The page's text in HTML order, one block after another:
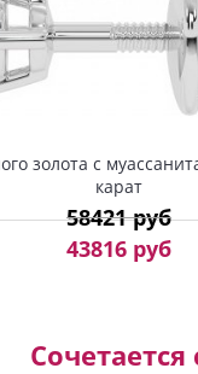
золота с
карат
58421 руб
43816 руб
Сочетается